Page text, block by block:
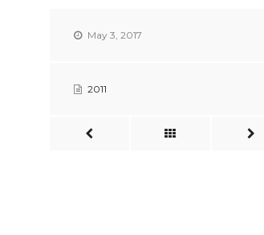
May 3, 2017
2011